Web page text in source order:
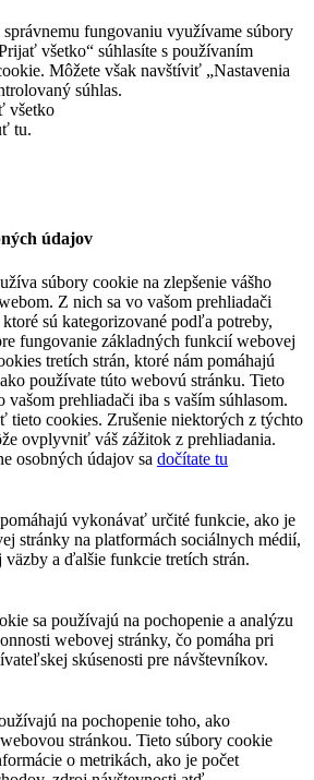
fungovaniu využívame súbory
všetko“ súhlasíte s používaním
Môžete však navštíviť „Nastavenia
súhlas.
všetko
tu.
údajov
súbory cookie na zlepšenie vášho
Z nich sa vo vašom prehliadači
sú kategorizované podľa potreby,
fungovanie základných funkcií webovej
tretích strán, ktoré nám pomáhajú
používate túto webovú stránku. Tieto
vašom prehliadači iba s vaším súhlasom.
tieto cookies. Zrušenie niektorých z týchto
ovplyvniť váš zážitok z prehliadania.
osobných údajov sa dočítate tu
vykonávať určité funkcie, ako je
stránky na platformách sociálnych médií,
a ďalšie funkcie tretích strán.
sa používajú na pochopenie a analýzu
webovej stránky, čo pomáha pri
skúsenosti pre návštevníkov.
na pochopenie toho, ako
stránkou. Tieto súbory cookie
o metrikách, ako je počet